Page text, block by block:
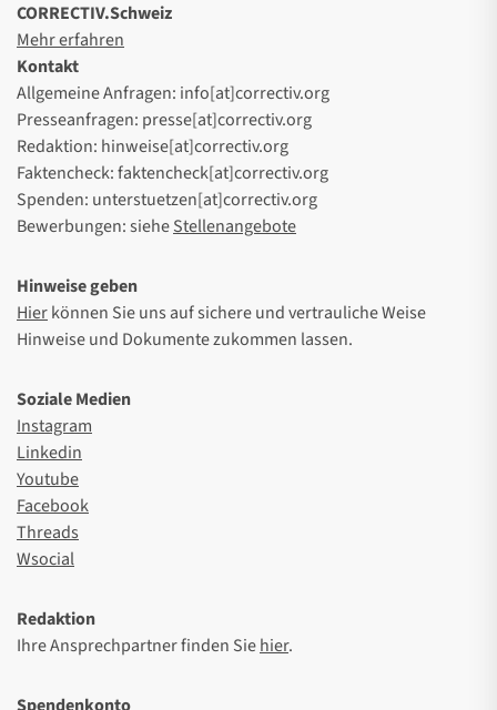
CORRECTIV.Schweiz
Mehr erfahren
Kontakt
Allgemeine Anfragen: info[at]correctiv.org
Presseanfragen: presse[at]correctiv.org
Redaktion: hinweise[at]correctiv.org
Faktencheck: faktencheck[at]correctiv.org
Spenden: unterstuetzen[at]correctiv.org
Bewerbungen: sieheStellenangebote
Hinweise geben
Hierkönnen Sie uns auf sichere und vertrauliche Weise
Hinweise und Dokumente zukommen lassen.
Soziale Medien
Instagram
Linkedin
Youtube
Facebook
Threads
Wsocial
Redaktion
Ihre Ansprechpartner finden Siehier.